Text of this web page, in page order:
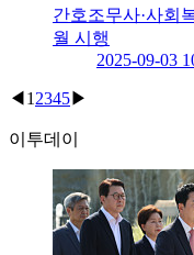
간호조무사·사회
월 시행
2025-09-03
◀ 1 2345▶
이투데이